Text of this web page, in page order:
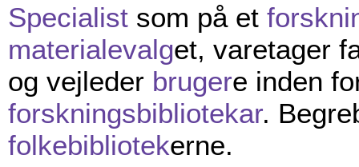
Specialist som på et
materialevalget, varetager
og vejleder brugere inden
forskningsbibliotekar.
folkebibliotekerne.